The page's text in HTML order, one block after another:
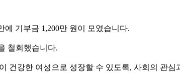
기부금 1,200만 원이 모였습니다.
철회했습니다.
건강한 여성으로 성장할 수 있도록, 사회의 관